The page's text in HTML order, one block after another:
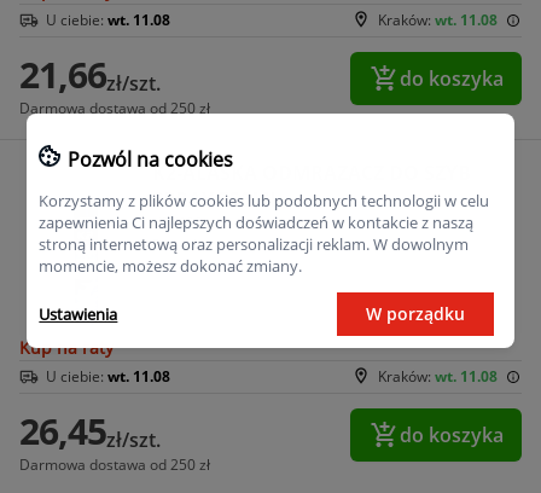
Kraków: wt. 11.08
U ciebie: wt. 11.08
21,66zł/szt.
Darmowa dostawa od 250 zł
do koszyka
K2-ALASKA ODMRAZACZ DO SZYB
SPRAY 750ML
K2K608
Dodatkowe:
Kup na raty
Kraków: wt. 11.08
U ciebie: wt. 11.08
26,45zł/szt.
Darmowa dostawa od 250 zł
do koszyka
Pozwól na cookies
Korzystamy z plików cookies lub podobnych technologii w celu
zapewnienia Ci najlepszych doświadczeń w kontakcie z naszą
stroną internetową oraz personalizacji reklam. W dowolnym
momencie, możesz dokonać zmiany.
Ustawienia W porządku